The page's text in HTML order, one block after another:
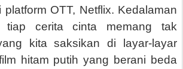
platform OTT, Netflix. Kedalaman
tiap cerita cinta memang tak
kita saksikan di layar-layar
hitam putih yang berani beda